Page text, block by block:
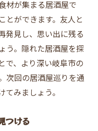
材が集まる居酒屋で
とができます。友人と
発見し、思い出に残る
う。隠れた居酒屋を探
で、より深い岐阜市の
次回の居酒屋巡りを通
てみましょう。
つける